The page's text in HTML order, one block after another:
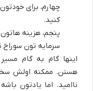
چهارم، برای
کنید.
پنجم، هزینه
سرمایه تون سوراخ
اینها گام به گام
هستن. ممکنه اولش
ناامید. اما یادتون